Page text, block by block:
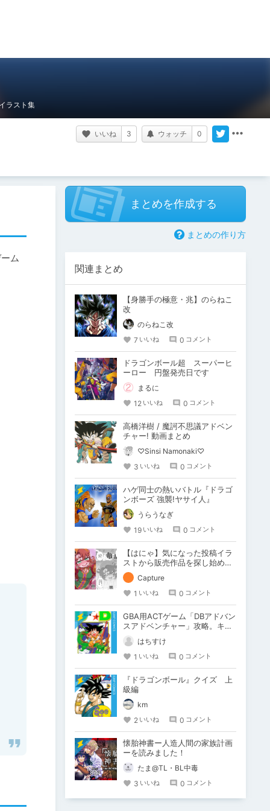
イラスト集
いいね 3 ウォッチ 0
ム
まとめを作成する
まとめの作り方
関連まとめ
【身勝手の極意・兆】のらねこ
改
のらねこ改
7 いいね 0 コメント
ドラゴンボール超 スーパーヒ
ーロー 円盤発売日です
まるに
12 いいね 0 コメント
高橋洋樹 / 魔訶不思議アドベン
チャー! 動画まとめ
♡Sinsi Namonaki♡
3 いいね 0 コメント
ハゲ同士の熱いバトル『ドラゴ
ンボーズ 強襲!ヤサイ人』
うらうなぎ
19 いいね 0 コメント
【はにゃ】気になった投稿イラ
ストから販売作品を探し始める
【DLsite】
Capture
1 いいね 0 コメント
GBA用ACTゲーム「DBアドバン
スアドベンチャー」攻略。キャ
ラコンプ＆収集アイテムの詳細
な場所はちすけ
1 いいね 0 コメント
『ドラゴンボール』クイズ 上
級編
km
2 いいね 0 コメント
懐胎神書ー人造人間の家族計画
ーを読みました！
たま@TL・BL中毒
3 いいね 0 コメント